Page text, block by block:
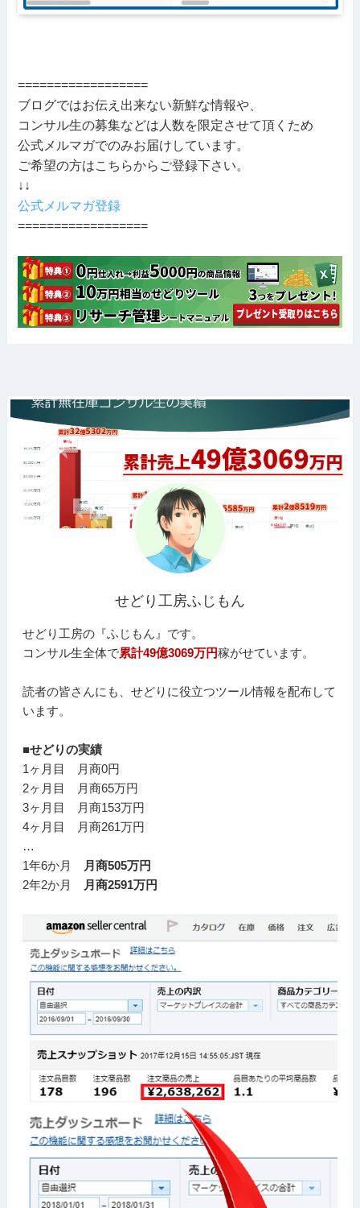
==================
ブログではお伝え出来ない新鮮な情報や、
コンサル生の募集などは人数を限定させて頂くため
公式メルマガでのみお届けしています。
ご希望の方はこちらからご登録下さい。
↓↓
公式メルマガ登録
==================
せどり工房ふじもん
せどり工房の『ふじもん』です。
コンサル生全体で累計49億3069万円稼がせています。
読者の皆さんにも、せどりに役立つツール情報を配布して
います。
■せどりの実績
1ヶ月目 月商0円
2ヶ月目 月商65万円
3ヶ月目 月商153万円
4ヶ月目 月商261万円
…
1年6か月
月商505万円
2年2か月
月商2591万円